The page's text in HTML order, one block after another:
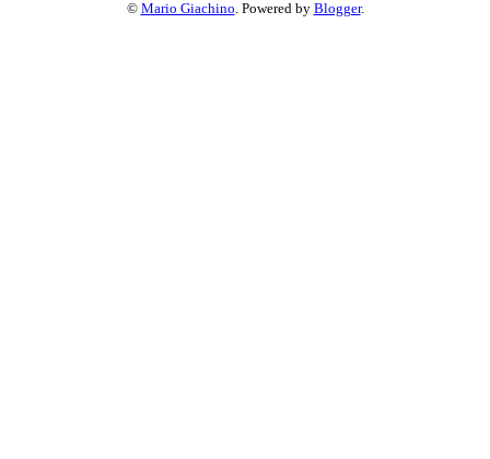
© Mario Giachino. Powered by Blogger.